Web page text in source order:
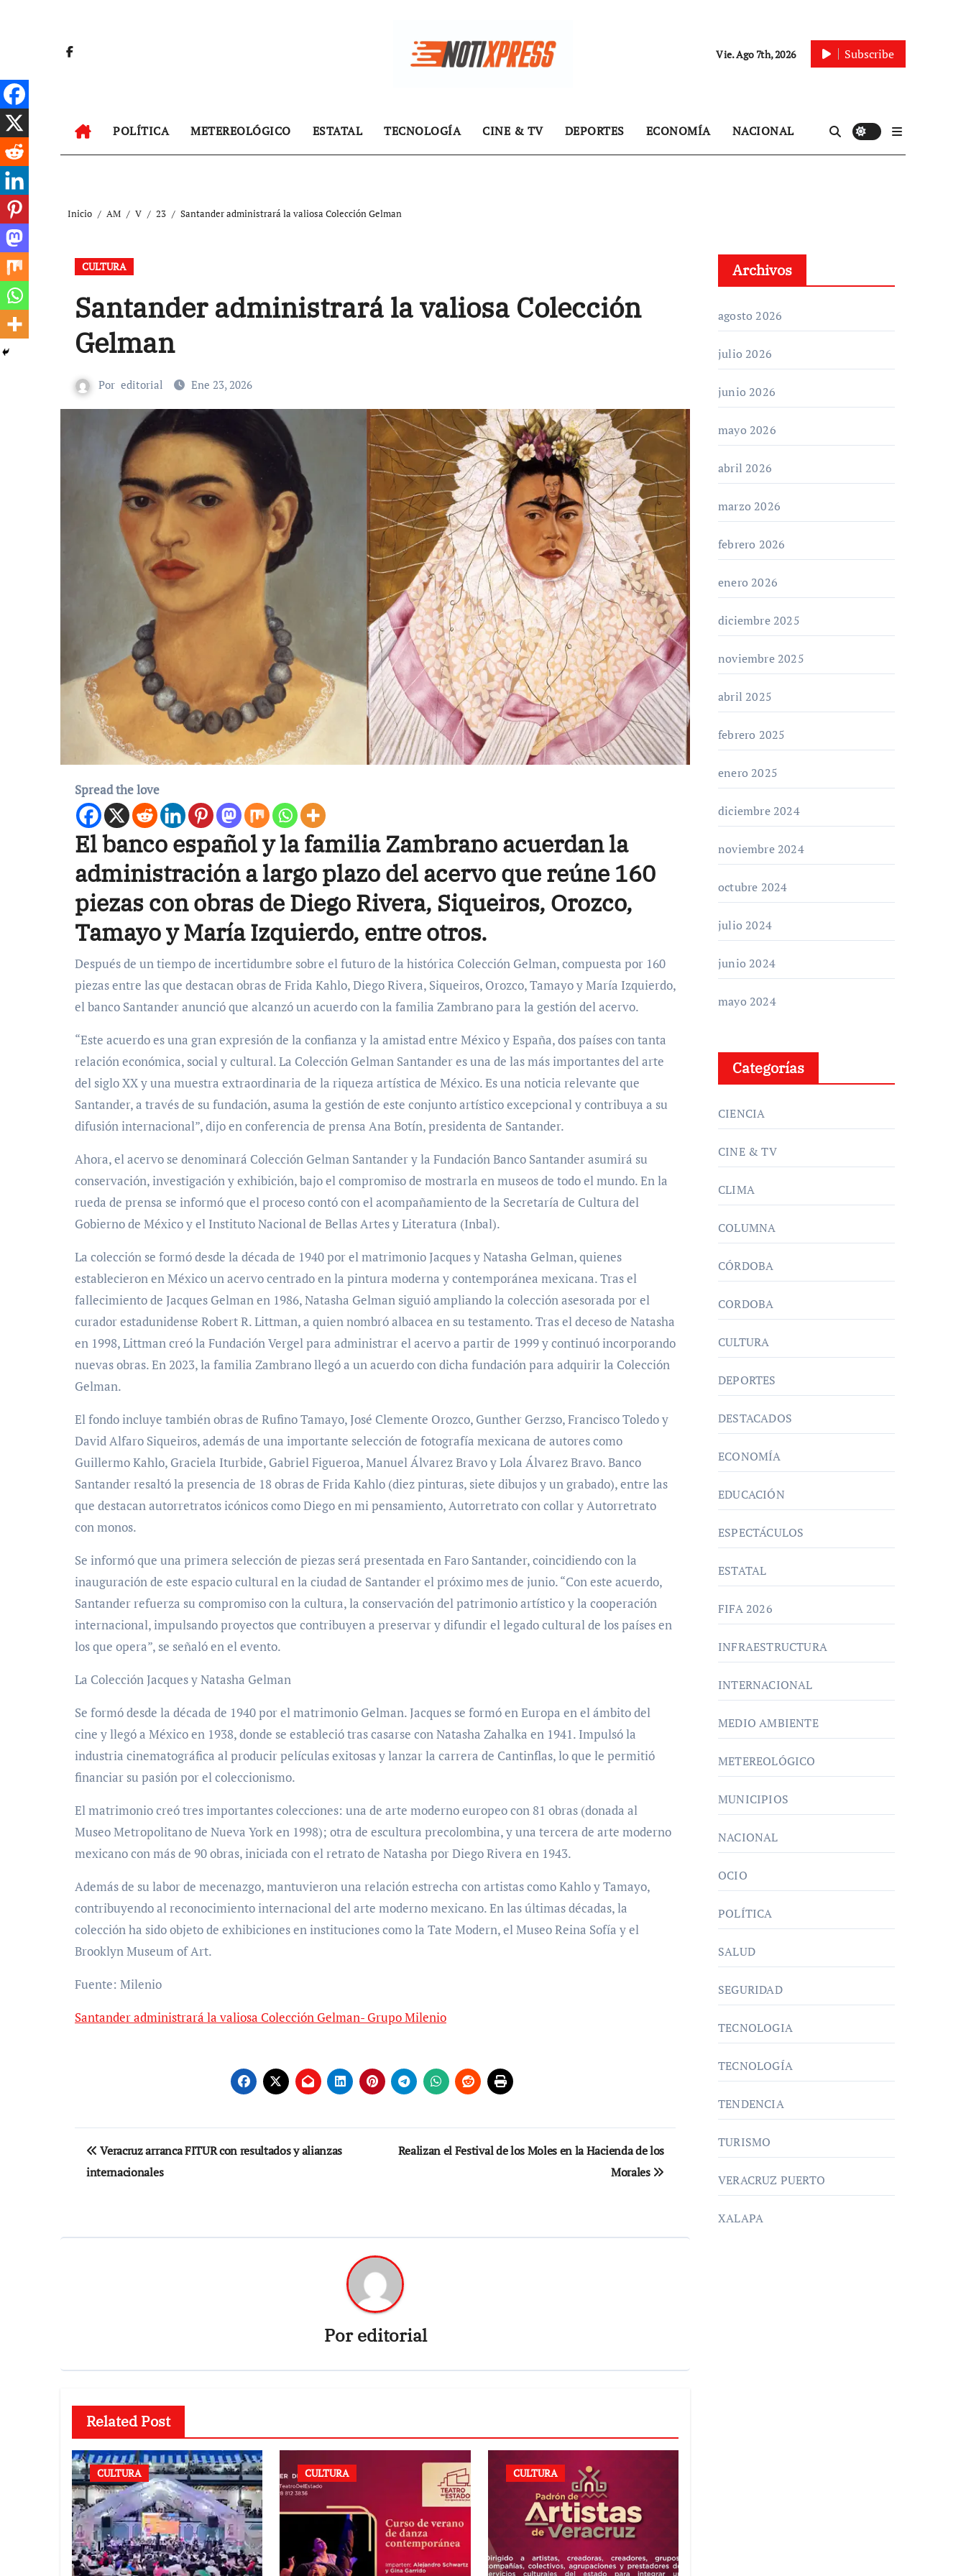
Vie. Ago 7th, 2026 Subscribe
POLÍTICA METEREOLÓGICO ESTATAL TECNOLOGÍA CINE & TV DEPORTES ECONOMÍA NACIONAL
Inicio AM V 23 Santander administrará la valiosa Colección Gelman
CULTURA
Santander administrará la valiosa Colección
Gelman
Por editorial Ene 23, 2026
Spread the love
El banco español y la familia Zambrano acuerdan la
administración a largo plazo del acervo que reúne 160
piezas con obras de Diego Rivera, Siqueiros, Orozco,
Tamayo y María Izquierdo, entre otros.
Después de un tiempo de incertidumbre sobre el futuro de la histórica Colección Gelman, compuesta por 160
piezas entre las que destacan obras de Frida Kahlo, Diego Rivera, Siqueiros, Orozco, Tamayo y María Izquierdo,
el banco Santander anunció que alcanzó un acuerdo con la familia Zambrano para la gestión del acervo.
“Este acuerdo es una gran expresión de la confianza y la amistad entre México y España, dos países con tanta
relación económica, social y cultural. La Colección Gelman Santander es una de las más importantes del arte
del siglo XX y una muestra extraordinaria de la riqueza artística de México. Es una noticia relevante que
Santander, a través de su fundación, asuma la gestión de este conjunto artístico excepcional y contribuya a su
difusión internacional”, dijo en conferencia de prensa Ana Botín, presidenta de Santander.
Ahora, el acervo se denominará Colección Gelman Santander y la Fundación Banco Santander asumirá su
conservación, investigación y exhibición, bajo el compromiso de mostrarla en museos de todo el mundo. En la
rueda de prensa se informó que el proceso contó con el acompañamiento de la Secretaría de Cultura del
Gobierno de México y el Instituto Nacional de Bellas Artes y Literatura (Inbal).
La colección se formó desde la década de 1940 por el matrimonio Jacques y Natasha Gelman, quienes
establecieron en México un acervo centrado en la pintura moderna y contemporánea mexicana. Tras el
fallecimiento de Jacques Gelman en 1986, Natasha Gelman siguió ampliando la colección asesorada por el
curador estadunidense Robert R. Littman, a quien nombró albacea en su testamento. Tras el deceso de Natasha
en 1998, Littman creó la Fundación Vergel para administrar el acervo a partir de 1999 y continuó incorporando
nuevas obras. En 2023, la familia Zambrano llegó a un acuerdo con dicha fundación para adquirir la Colección
Gelman.
El fondo incluye también obras de Rufino Tamayo, José Clemente Orozco, Gunther Gerzso, Francisco Toledo y
David Alfaro Siqueiros, además de una importante selección de fotografía mexicana de autores como
Guillermo Kahlo, Graciela Iturbide, Gabriel Figueroa, Manuel Álvarez Bravo y Lola Álvarez Bravo. Banco
Santander resaltó la presencia de 18 obras de Frida Kahlo (diez pinturas, siete dibujos y un grabado), entre las
que destacan autorretratos icónicos como Diego en mi pensamiento, Autorretrato con collar y Autorretrato
con monos.
Se informó que una primera selección de piezas será presentada en Faro Santander, coincidiendo con la
inauguración de este espacio cultural en la ciudad de Santander el próximo mes de junio. “Con este acuerdo,
Santander refuerza su compromiso con la cultura, la conservación del patrimonio artístico y la cooperación
internacional, impulsando proyectos que contribuyen a preservar y difundir el legado cultural de los países en
los que opera”, se señaló en el evento.
La Colección Jacques y Natasha Gelman
Se formó desde la década de 1940 por el matrimonio Gelman. Jacques se formó en Europa en el ámbito del
cine y llegó a México en 1938, donde se estableció tras casarse con Natasha Zahalka en 1941. Impulsó la
industria cinematográfica al producir películas exitosas y lanzar la carrera de Cantinflas, lo que le permitió
financiar su pasión por el coleccionismo.
El matrimonio creó tres importantes colecciones: una de arte moderno europeo con 81 obras (donada al
Museo Metropolitano de Nueva York en 1998); otra de escultura precolombina, y una tercera de arte moderno
mexicano con más de 90 obras, iniciada con el retrato de Natasha por Diego Rivera en 1943.
Además de su labor de mecenazgo, mantuvieron una relación estrecha con artistas como Kahlo y Tamayo,
contribuyendo al reconocimiento internacional del arte moderno mexicano. En las últimas décadas, la
colección ha sido objeto de exhibiciones en instituciones como la Tate Modern, el Museo Reina Sofía y el
Brooklyn Museum of Art.
Fuente: Milenio
Santander administrará la valiosa Colección Gelman- Grupo Milenio
Navegación
de
Veracruz arranca FITUR con resultados y alianzas
internacionales
Realizan el Festival de los Moles en la Hacienda de los
Morales
Poreditorial
Related Post
CULTURA CULTURA CULTURA
Archivos
agosto 2026
julio 2026
junio 2026
mayo 2026
abril 2026
marzo 2026
febrero 2026
enero 2026
diciembre 2025
noviembre 2025
abril 2025
febrero 2025
enero 2025
diciembre 2024
noviembre 2024
octubre 2024
julio 2024
junio 2024
mayo 2024
Categorías
CIENCIA
CINE & TV
CLIMA
COLUMNA
CÓRDOBA
CORDOBA
CULTURA
DEPORTES
DESTACADOS
ECONOMÍA
EDUCACIÓN
ESPECTÁCULOS
ESTATAL
FIFA 2026
INFRAESTRUCTURA
INTERNACIONAL
MEDIO AMBIENTE
METEREOLÓGICO
MUNICIPIOS
NACIONAL
OCIO
POLÍTICA
SALUD
SEGURIDAD
TECNOLOGIA
TECNOLOGÍA
TENDENCIA
TURISMO
VERACRUZ PUERTO
XALAPA